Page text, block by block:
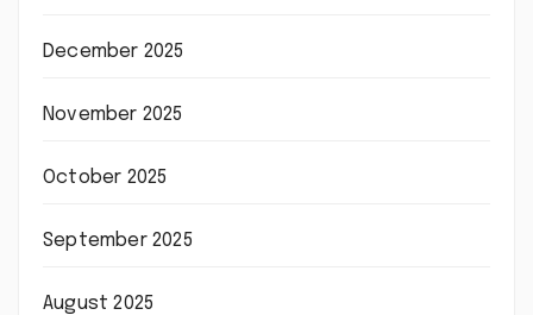
December 2025
November 2025
October 2025
September 2025
August 2025